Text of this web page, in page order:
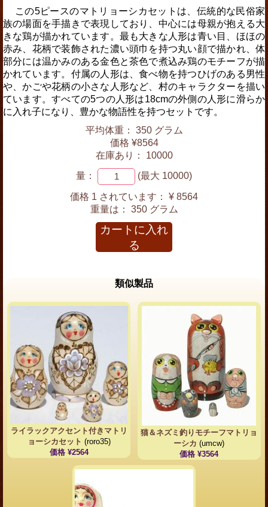
この5ピースのマトリョーシカセットは、伝統的な民俗家
族の場面を手描きで表現しており、中心には母親が抱える大
きな鶏が描かれています。最も大きな人形は青い目、ほほの
赤み、花柄で装飾された濃い頭巾を持つ丸い顔で描かれ、体
部分には温かみのある金色と茶色で煮込み鶏のモチーフが描
かれています。付属の人形は、食べ物を持つひげのある男性
や、かごや花柄の小さな人形など、村のキャラクターを描い
ています。すべての5つの人形は18cmの外側の人形に滑らか
に入れ子になり、豊かな物語性を持つセットです。
平均体重： 350 グラム
価格 ¥8564
在庫あり： 10000
量： (最大 10000)
価格 1 されています：
¥ 8564
重量は： 350 グラム
カートに入れ
る
類似製品
ライラックアクセント付きマトリ
ョーシカセット (roro35)
価格 ¥2564
猫＆ネズミ釣りモチーフマトリョ
ーシカ (umcw)
価格 ¥3564